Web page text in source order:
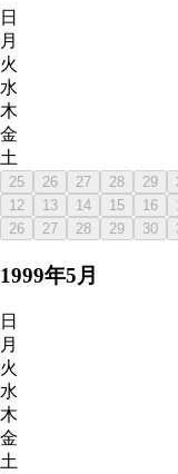
日
月
火
水
木
金
土
25 26 27 28 29
12
13 14 15 16
26
27 28 29 30
1999年5月
日
月
火
水
木
金
土